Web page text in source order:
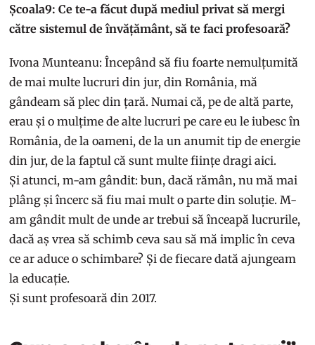
Școala9: Ce te-a făcut după mediul privat să mergi
către sistemul de învățământ, să te faci profesoară?
Ivona Munteanu: Începând să fiu foarte nemulțumită
de mai multe lucruri din jur, din România, mă
gândeam să plec din țară. Numai că, pe de altă parte,
erau și o mulțime de alte lucruri pe care eu le iubesc în
România, de la oameni, de la un anumit tip de energie
din jur, de la faptul că sunt multe ființe dragi aici.
Și atunci, m-am gândit: bun, dacă rămân, nu mă mai
plâng și încerc să fiu mai mult o parte din soluție. M-
am gândit mult de unde ar trebui să înceapă lucrurile,
dacă aș vrea să schimb ceva sau să mă implic în ceva
ce ar aduce o schimbare? Și de fiecare dată ajungeam
la educație.
Și sunt profesoară din 2017.